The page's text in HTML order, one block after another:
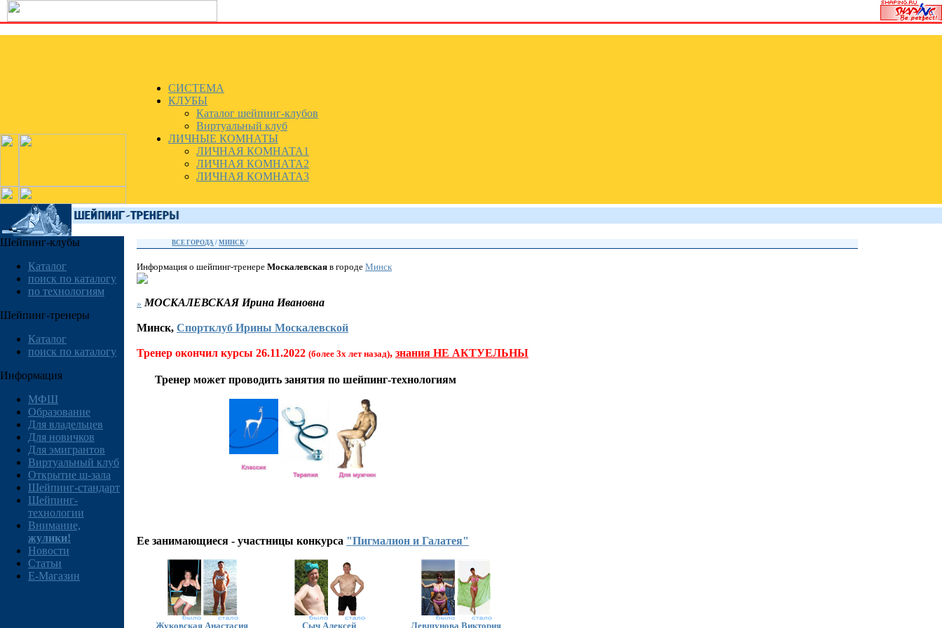
СИСТЕМА
КЛУБЫ
Каталог шейпинг-клубов
Виртуальный клуб
ЛИЧНЫЕ КОМНАТЫ
ЛИЧНАЯ КОМНАТА1
ЛИЧНАЯ КОМНАТА2
ЛИЧНАЯ КОМНАТА3
Шейпинг-клубы
Каталог
поиск по каталогу
по технологиям
Шейпинг-тренеры
Каталог
поиск по каталогу
Информация
МФШ
Образование
Для владельцев
Для новичков
Для эмигрантов
Виртуальный клуб
Открытие ш-зала
Шейпинг-стандарт
Шейпинг-
технологии
Внимание,
жулики!
Новости
Статьи
E-Магазин
ВСЕ ГОРОДА /МИНСК /
Информация о шейпинг-тренере Москалевская в городе Минск
» МОСКАЛЕВСКАЯИрина Ивановна
Минск, Спортклуб Ирины Москалевской
Тренер окончил курсы 26.11.2022 (более 3х лет назад), знания НЕ АКТУЕЛЬНЫ
Тренер может проводить занятия по шейпинг-технологиям
Ее занимающиеся - участницы конкурса "Пигмалион и Галатея"
Жуковская Анастасия Сыч Алексей Левшунова Виктория